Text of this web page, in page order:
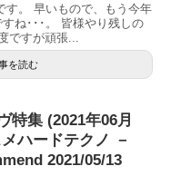
す。 早いもので、もう今年
ね･･･。 皆様やり残しの
ですが頑張...
を読む
特集 (2021年06月
ハードテクノ －
2021/05/13